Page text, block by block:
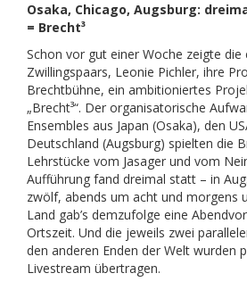
Osaka, Chicago, Augsburg:
= Brecht³
Schon vor gut einer Woche zeigte die
Zwillingspaars, Leonie Pichler, ihre
Brechtbühne, ein ambitioniertes
„Brecht³“. Der organisatorische
Ensembles aus Japan (Osaka), den
Deutschland (Augsburg) spielten die
Lehrstücke vom Jasager und vom
Aufführung fand dreimal statt – in
zwölf, abends um acht und morgens
Land gab’s demzufolge eine
Ortszeit. Und die jeweils zwei
den anderen Enden der Welt wurden
Livestream übertragen.